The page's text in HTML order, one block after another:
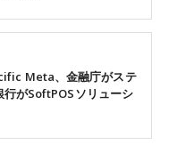
Meta、金融庁がステ
がSoftPOSソリューシ